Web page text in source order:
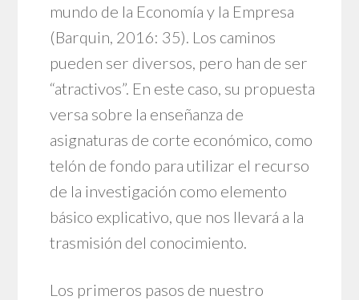
mundo de la Economía y la Empresa
(Barquin, 2016: 35). Los caminos
pueden ser diversos, pero han de ser
“atractivos”. En este caso, su propuesta
versa sobre la enseñanza de
asignaturas de corte económico, como
telón de fondo para utilizar el recurso
de la investigación como elemento
básico explicativo, que nos llevará a la
trasmisión del conocimiento.
Los primeros pasos de nuestro